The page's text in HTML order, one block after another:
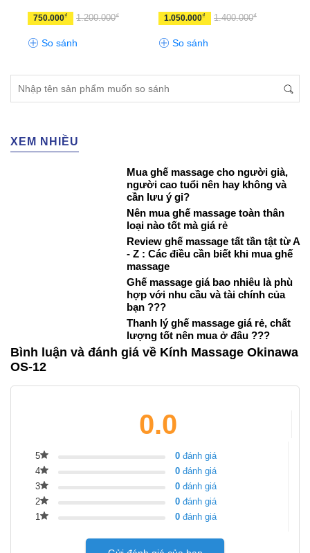
750.000₫ 1.200.000₫
So sánh
1.050.000₫ 1.400.000₫
So sánh
XEM NHIỀU
Mua ghế massage cho người già,
người cao tuổi nên hay không và
cần lưu ý gi?
Nên mua ghế massage toàn thân
loại nào tốt mà giá rẻ
Review ghế massage tất tần tật từ A
- Z : Các điều cần biết khi mua ghế
massage
Ghế massage giá bao nhiêu là phù
hợp với nhu cầu và tài chính của
bạn ???
Thanh lý ghế massage giá rẻ, chất
lượng tốt nên mua ở đâu ???
Bình luận và đánh giá về Kính Massage Okinawa
OS-12
0.0
5 0 đánh giá
4
0 đánh giá
3
0 đánh giá
2
0 đánh giá
1
0 đánh giá